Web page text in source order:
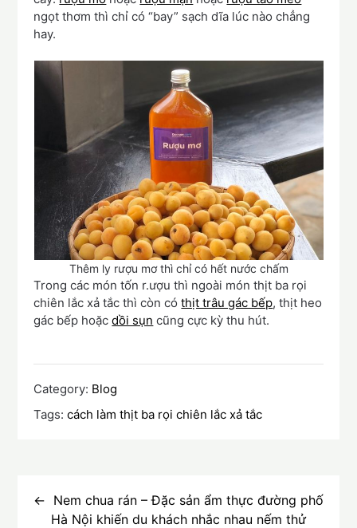
ngọt thơm thì chỉ có “bay” sạch dĩa lúc nào chẳng
hay.
Thêm ly rượu mơ thì chỉ có hết nước chấm
Trong các món tốn r.ượu thì ngoài món thịt ba rọi
chiên lắc xả tắc thì còn cóthịt trâu gác bếp, thịt heo
gác bếp hoặcdồi sụn cũng cực kỳ thu hút.
Category: Blog
Tags:cách làm thịt ba rọi chiên lắc xả tắc
hướngNem chua rán – Đặc sản ẩm thực đường phố
Hà Nội khiến du khách nhắc nhau nếm thử